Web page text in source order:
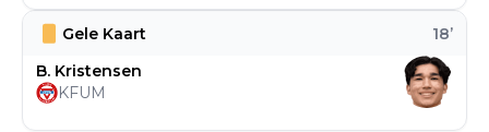
Gele Kaart 18’
B. Kristensen
KFUM